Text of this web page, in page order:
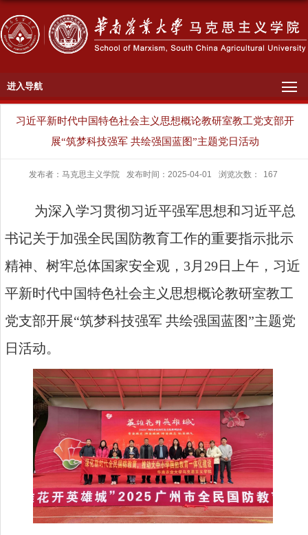
进入导航
习近平新时代中国特色社会主义思想概论教研室教工党支部开
展“筑梦科技强军 共绘强国蓝图”主题党日活动
发布者：马克思主义学院 发布时间：2025-04-01 浏览次数： 167
为深入学习贯彻习近平强军思想和习近平总
书记关于加强全民 国防教育工作的重要指示批示
精神、树牢总体国家安全观， 3月 29日上午，习近
平新时代中国特色社会主义思想概论教研室教工
党支部开展“筑梦科技强军 共绘强国蓝图”主题党
日活动。